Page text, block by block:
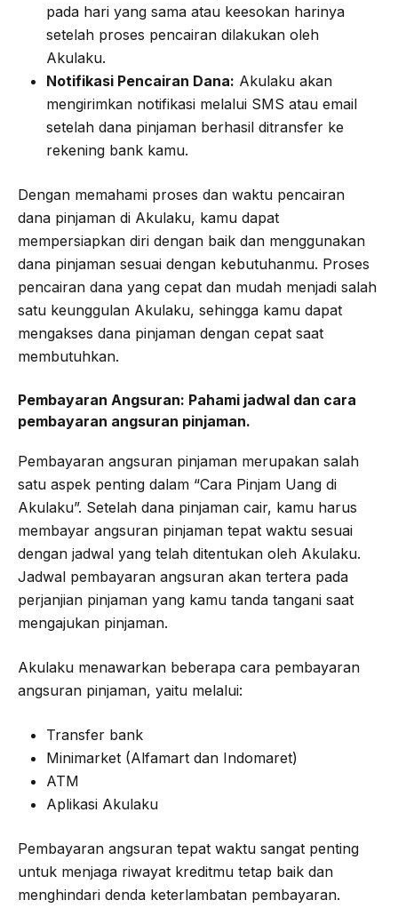
pada hari yang sama atau keesokan harinya
setelah proses pencairan dilakukan oleh
Akulaku.
Notifikasi Pencairan Dana: Akulaku akan
mengirimkan notifikasi melalui SMS atau email
setelah dana pinjaman berhasil ditransfer ke
rekening bank kamu.
Dengan memahami proses dan waktu pencairan
dana pinjaman di Akulaku, kamu dapat
mempersiapkan diri dengan baik dan menggunakan
dana pinjaman sesuai dengan kebutuhanmu. Proses
pencairan dana yang cepat dan mudah menjadi salah
satu keunggulan Akulaku, sehingga kamu dapat
mengakses dana pinjaman dengan cepat saat
membutuhkan.
Pembayaran Angsuran: Pahami jadwal dan cara
pembayaran angsuran pinjaman.
Pembayaran angsuran pinjaman merupakan salah
satu aspek penting dalam “Cara Pinjam Uang di
Akulaku”. Setelah dana pinjaman cair, kamu harus
membayar angsuran pinjaman tepat waktu sesuai
dengan jadwal yang telah ditentukan oleh Akulaku.
Jadwal pembayaran angsuran akan tertera pada
perjanjian pinjaman yang kamu tanda tangani saat
mengajukan pinjaman.
Akulaku menawarkan beberapa cara pembayaran
angsuran pinjaman, yaitu melalui:
Transfer bank
Minimarket (Alfamart dan Indomaret)
ATM
Aplikasi Akulaku
Pembayaran angsuran tepat waktu sangat penting
untuk menjaga riwayat kreditmu tetap baik dan
menghindari denda keterlambatan pembayaran.